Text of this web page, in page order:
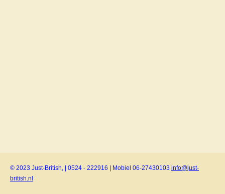
© 2023 Just-British, | 0524 - 222916 | Mobiel 06-27430103 info@just-
british.nl